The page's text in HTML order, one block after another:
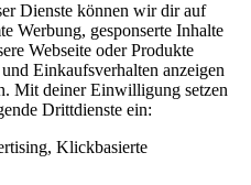
Dienste können wir dir auf
Werbung, gesponserte Inhalte
Webseite oder Produkte
Einkaufsverhalten anzeigen
Mit deiner Einwilligung setzen
Drittdienste ein:
Klickbasierte